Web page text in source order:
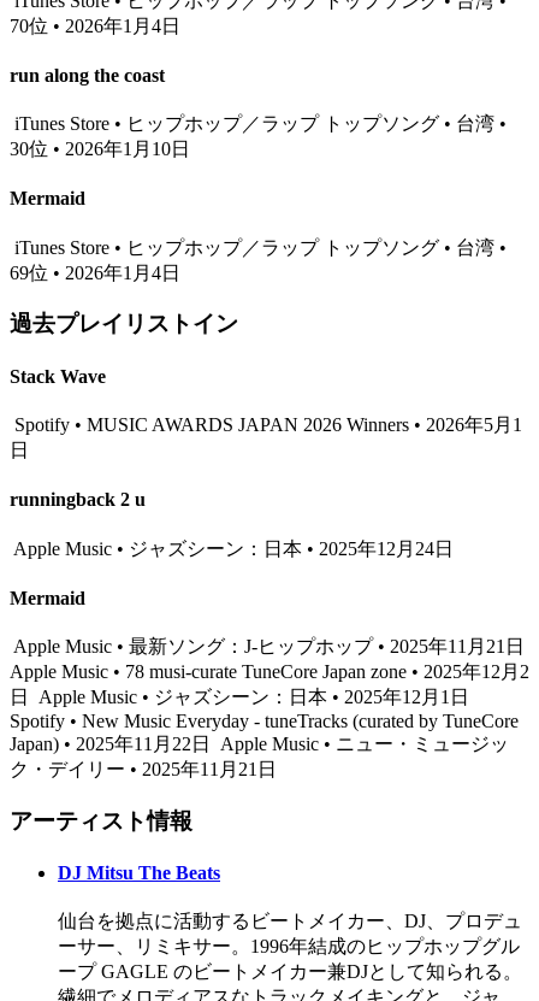
70位 • 2026年1月4日
run along the coast
iTunes Store • ヒップホップ／ラップ トップソング • 台湾 •
30位 • 2026年1月10日
Mermaid
iTunes Store • ヒップホップ／ラップ トップソング • 台湾 •
69位 • 2026年1月4日
過去プレイリストイン
Stack Wave
Spotify • MUSIC AWARDS JAPAN 2026 Winners • 2026年5月1
日
runningback 2 u
Apple Music • ジャズシーン：日本 • 2025年12月24日
Mermaid
Apple Music • 最新ソング：J-ヒップホップ • 2025年11月21日
Apple Music • 78 musi-curate TuneCore Japan zone • 2025年12月2
日
Apple Music • ジャズシーン：日本 • 2025年12月1日
Spotify • New Music Everyday - tuneTracks (curated by TuneCore
Japan) • 2025年11月22日
Apple Music • ニュー・ミュージッ
ク・デイリー • 2025年11月21日
アーティスト情報
DJ Mitsu The Beats
仙台を拠点に活動するビートメイカー、DJ、プロデュ
ーサー、リミキサー。1996年結成のヒップホップグル
ープ GAGLE のビートメイカー兼DJとして知られる。